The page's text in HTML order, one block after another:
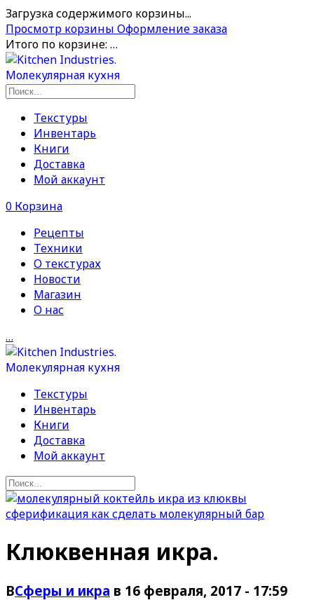
Загрузка содержимого корзины...
Просмотр корзины Оформление заказа
Итого по корзине: …
Текстуры
Инвентарь
Книги
Доставка
Мой аккаунт
0 Корзина
Рецепты
Техники
О текстурах
Новости
Магазин
О нас
…
Текстуры
Инвентарь
Книги
Доставка
Мой аккаунт
Клюквенная икра.
ВСферы и икра в 16 февраля, 2017 - 17:59